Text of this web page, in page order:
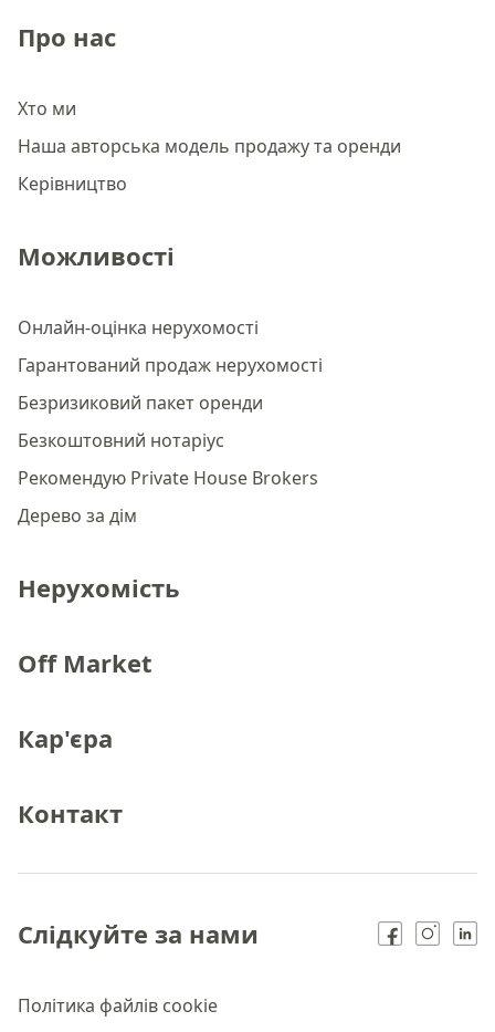
Про нас
Хто ми
Наша авторська модель продажу та оренди
Керівництво
Можливості
Онлайн-оцінка нерухомості
Гарантований продаж нерухомості
Безризиковий пакет оренди
Безкоштовний нотаріус
Рекомендую Private House Brokers
Дерево за дім
Нерухомість
Off Market
Кар'єра
Контакт
Політика файлів cookie
Слідкуйте за нами